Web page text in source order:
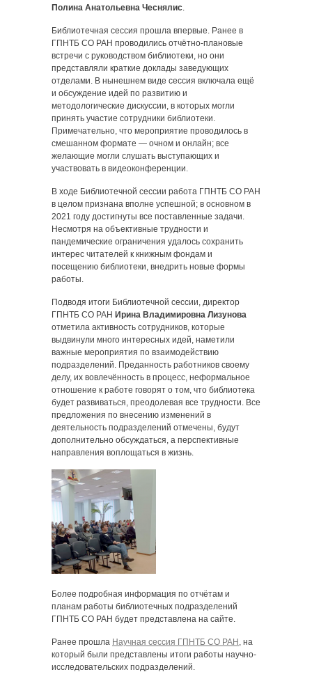
Полина Анатольевна Чеснялис.
Библиотечная сессия прошла впервые. Ранее в
ГПНТБ СО РАН проводились отчётно-плановые
встречи с руководством библиотеки, но они
представляли краткие доклады заведующих
отделами. В нынешнем виде сессия включала ещё
и обсуждение идей по развитию и
методологические дискуссии, в которых могли
принять участие сотрудники библиотеки.
Примечательно, что мероприятие проводилось в
смешанном формате — очном и онлайн; все
желающие могли слушать выступающих и
участвовать в видеоконференции.
В ходе Библиотечной сессии работа ГПНТБ СО РАН
в целом признана вполне успешной; в основном в
2021 году достигнуты все поставленные задачи.
Несмотря на объективные трудности и
пандемические ограничения удалось сохранить
интерес читателей к книжным фондам и
посещению библиотеки, внедрить новые формы
работы.
Подводя итоги Библиотечной сессии, директор
ГПНТБ СО РАН Ирина Владимировна Лизунова
отметила активность сотрудников, которые
выдвинули много интересных идей, наметили
важные мероприятия по взаимодействию
подразделений. Преданность работников своему
делу, их вовлечённость в процесс, неформальное
отношение к работе говорят о том, что библиотека
будет развиваться, преодолевая все трудности. Все
предложения по внесению изменений в
деятельность подразделений отмечены, будут
дополнительно обсуждаться, а перспективные
направления воплощаться в жизнь.
Более подробная информация по отчётам и
планам работы библиотечных подразделений
ГПНТБ СО РАН будет представлена на сайте.
Ранее прошла Научная сессия ГПНТБ СО РАН , на
который были представлены итоги работы научно-
исследовательских подразделений.